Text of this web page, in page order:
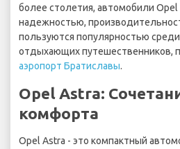
более столетия, автомобили Opel
надежностью,
пользуются популярностью
отдыхающих путешественников,
аэропорт Братиславы.
Opel Astra:
комфорта
Opel Astra - это компактный